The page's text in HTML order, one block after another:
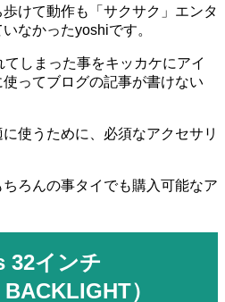
けて動作も「サクサク」エンタ
なかったyoshiです。
しまった事をキッカケにアイ
ってブログの記事が書けない
使うために、必須なアクセサリ
ろんの事タイでも購入可能なア
32インチ
）